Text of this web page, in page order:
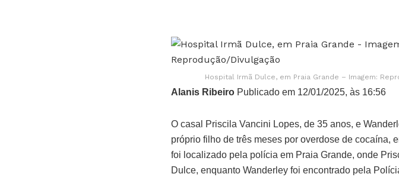
Hospital Irmã Dulce, em Praia Grande – Imagem:
Alanis Ribeiro Publicado em 12/01/2025, às 16:56
O casal Priscila Vancini Lopes, de 35 anos, e
próprio filho de três meses por overdose de cocaína,
foi localizado pela polícia em Praia Grande, onde
Dulce, enquanto Wanderley foi encontrado pela